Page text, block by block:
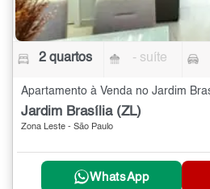
2 quartos - suíte
Apartamento à Venda no Jardim
Jardim Brasília (ZL)
Zona Leste - São Paulo
WhatsApp